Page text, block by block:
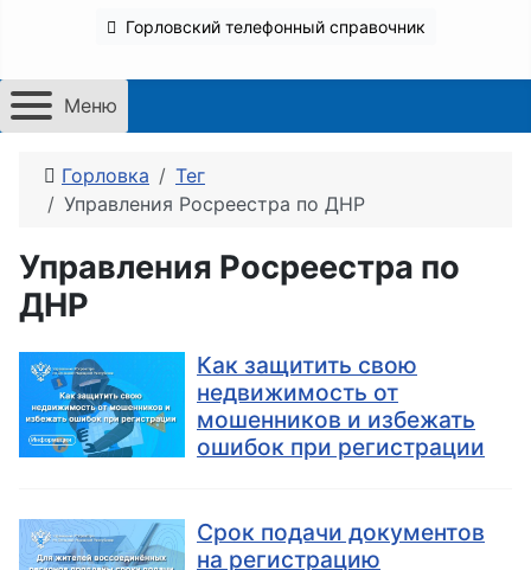
Горловский телефонный справочник
Меню
Горловка
Тег
Управления Росреестра по ДНР
Управления Росреестра по
ДНР
Как защитить свою
недвижимость от
мошенников и избежать
ошибок при регистрации
Срок подачи документов
на регистрацию